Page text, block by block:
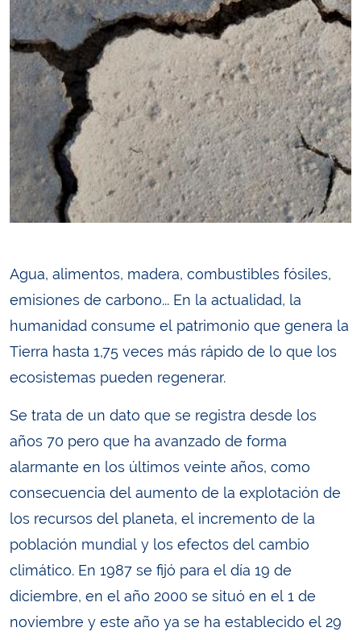
Agua, alimentos, madera, combustibles fósiles,
emisiones de carbono... En la actualidad, la
humanidad consume el patrimonio que genera la
Tierra hasta 1,75 veces más rápido de lo que los
ecosistemas pueden regenerar.
Se trata de un dato que se registra desde los
años 70 pero que ha avanzado de forma
alarmante en los últimos veinte años, como
consecuencia del aumento de la explotación de
los recursos del planeta, el incremento de la
población mundial y los efectos del cambio
climático. En 1987 se fijó para el día 19 de
diciembre, en el año 2000 se situó en el 1 de
noviembre y este año ya se ha establecido el 29